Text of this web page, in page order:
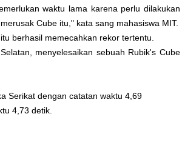
waktu lama karena perlu dilakukan
Cube itu," kata sang mahasiswa MIT.
berhasil memecahkan rekor tertentu.
menyelesaikan sebuah Rubik's Cube
Serikat dengan catatan waktu 4,69
4,73 detik.